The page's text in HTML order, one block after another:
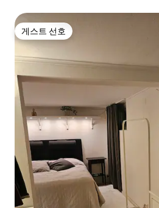
게스트 선호
게스트 선호